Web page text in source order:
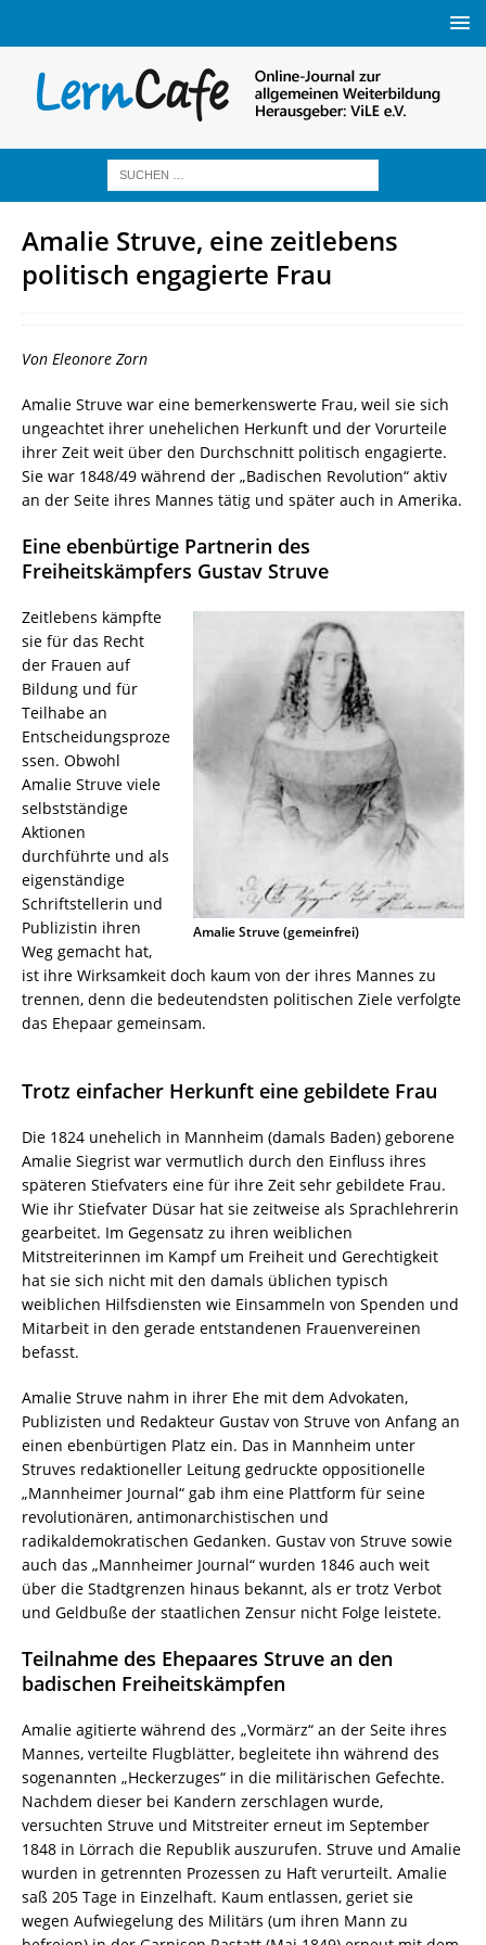
Amalie Struve, eine zeitlebens
politisch engagierte Frau
Von Eleonore Zorn
Amalie Struve war eine bemerkenswerte Frau, weil sie sich
ungeachtet ihrer unehelichen Herkunft und der Vorurteile
ihrer Zeit weit über den Durchschnitt politisch engagierte.
Sie war 1848/49 während der „Badischen Revolution“ aktiv
an der Seite ihres Mannes tätig und später auch in Amerika.
Eine ebenbürtige Partnerin des
Freiheitskämpfers Gustav Struve
Amalie Struve (gemeinfrei)
Zeitlebens kämpfte
sie für das Recht
der Frauen auf
Bildung und für
Teilhabe an
Entscheidungsproze
ssen. Obwohl
Amalie Struve viele
selbstständige
Aktionen
durchführte und als
eigenständige
Schriftstellerin und
Publizistin ihren
Weg gemacht hat,
ist ihre Wirksamkeit doch kaum von der ihres Mannes zu
trennen, denn die bedeutendsten politischen Ziele verfolgte
das Ehepaar gemeinsam.
Trotz einfacher Herkunft eine gebildete Frau
Die 1824 unehelich in Mannheim (damals Baden) geborene
Amalie Siegrist war vermutlich durch den Einfluss ihres
späteren Stiefvaters eine für ihre Zeit sehr gebildete Frau.
Wie ihr Stiefvater Düsar hat sie zeitweise als Sprachlehrerin
gearbeitet. Im Gegensatz zu ihren weiblichen
Mitstreiterinnen im Kampf um Freiheit und Gerechtigkeit
hat sie sich nicht mit den damals üblichen typisch
weiblichen Hilfsdiensten wie Einsammeln von Spenden und
Mitarbeit in den gerade entstandenen Frauenvereinen
befasst.
Amalie Struve nahm in ihrer Ehe mit dem Advokaten,
Publizisten und Redakteur Gustav von Struve von Anfang an
einen ebenbürtigen Platz ein. Das in Mannheim unter
Struves redaktioneller Leitung gedruckte oppositionelle
„Mannheimer Journal“ gab ihm eine Plattform für seine
revolutionären, antimonarchistischen und
radikaldemokratischen Gedanken. Gustav von Struve sowie
auch das „Mannheimer Journal“ wurden 1846 auch weit
über die Stadtgrenzen hinaus bekannt, als er trotz Verbot
und Geldbuße der staatlichen Zensur nicht Folge leistete.
Teilnahme des Ehepaares Struve an den
badischen Freiheitskämpfen
Amalie agitierte während des „Vormärz“ an der Seite ihres
Mannes, verteilte Flugblätter, begleitete ihn während des
sogenannten „Heckerzuges“ in die militärischen Gefechte.
Nachdem dieser bei Kandern zerschlagen wurde,
versuchten Struve und Mitstreiter erneut im September
1848 in Lörrach die Republik auszurufen. Struve und Amalie
wurden in getrennten Prozessen zu Haft verurteilt. Amalie
saß 205 Tage in Einzelhaft. Kaum entlassen, geriet sie
wegen Aufwiegelung des Militärs (um ihren Mann zu